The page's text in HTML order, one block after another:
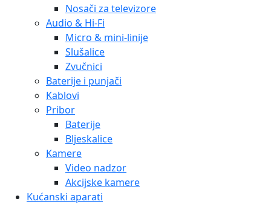
Nosači za televizore
Audio & Hi-Fi
Micro & mini-linije
Slušalice
Zvučnici
Baterije i punjači
Kablovi
Pribor
Baterije
Bljeskalice
Kamere
Video nadzor
Akcijske kamere
Kućanski aparati